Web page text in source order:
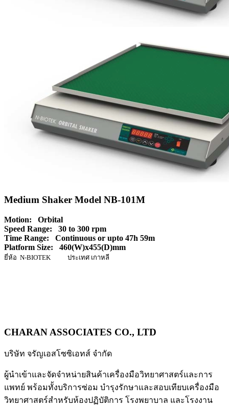
Medium Shaker Model NB-101M
Motion: Orbital
Speed Range: 30 to 300 rpm
Time Range: Continuous or upto 47h 59m
Platform Size: 460(W)x455(D)mm
ยี่ห้อ N-BIOTEK ประเทศ เกาหลี
CHARAN ASSOCIATES CO., LTD
บริษัท จรัญเอสโซซิเอทส์ จำกัด
ผู้นำเข้าและจัดจำหน่ายสินค้าเครื่องมือวิทยาศาสตร์และการ
แพทย์ พร้อมทั้งบริการซ่อม บำรุงรักษาและสอบเทียบเครื่องมือ
วิทยาศาสตร์สำหรับห้องปฏิบัติการ โรงพยาบาล และโรงงาน